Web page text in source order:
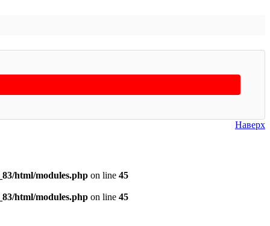
Наверх
html/modules.php on line 45
html/modules.php on line 45